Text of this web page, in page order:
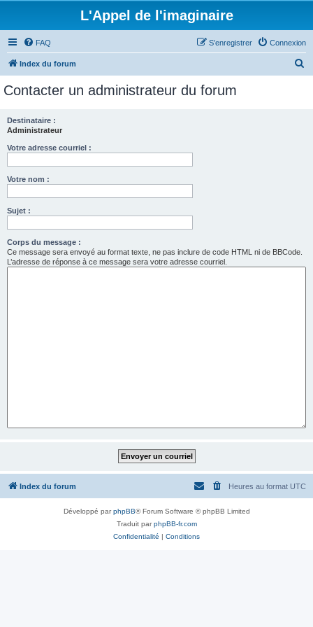
L'Appel de l'imaginaire
FAQ Connexion
S’enregistrer
Index du forum
Contacter un administrateur du forum
Destinataire :
Administrateur
Votre adresse courriel :
Votre nom :
Sujet :
Corps du message :
Ce message sera envoyé au format texte, ne pas inclure de code HTML ni de BBCode.
L’adresse de réponse à ce message sera votre adresse courriel.
Index du forum Heures au format UTC
Développé parphpBB® Forum Software © phpBB Limited
Traduit parphpBB-fr.com
Confidentialité | Conditions